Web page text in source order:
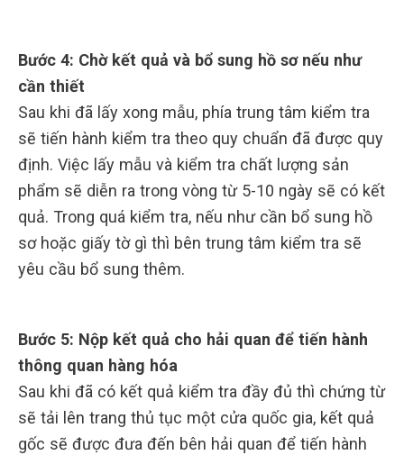
Bước 4: Chờ kết quả và bổ sung hồ sơ nếu như
cần thiết
Sau khi đã lấy xong mẫu, phía trung tâm kiểm tra
sẽ tiến hành kiểm tra theo quy chuẩn đã được quy
định. Việc lấy mẫu và kiểm tra chất lượng sản
phẩm sẽ diễn ra trong vòng từ 5-10 ngày sẽ có kết
quả. Trong quá kiểm tra, nếu như cần bổ sung hồ
sơ hoặc giấy tờ gì thì bên trung tâm kiểm tra sẽ
yêu cầu bổ sung thêm.
Bước 5: Nộp kết quả cho hải quan để tiến hành
thông quan hàng hóa
Sau khi đã có kết quả kiểm tra đầy đủ thì chứng từ
sẽ tải lên trang thủ tục một cửa quốc gia, kết quả
gốc sẽ được đưa đến bên hải quan để tiến hành